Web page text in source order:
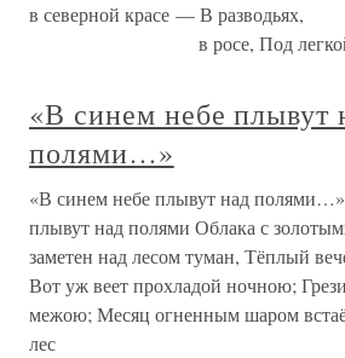
в северной красе — В
в росе, Под
«В синем небе плывут
полями…»
«В синем небе плывут над
плывут над полями Облака с
заметен над лесом туман, Тёплый
Вот уж веет прохладой ночною;
межою; Месяц огненным шаром
лес